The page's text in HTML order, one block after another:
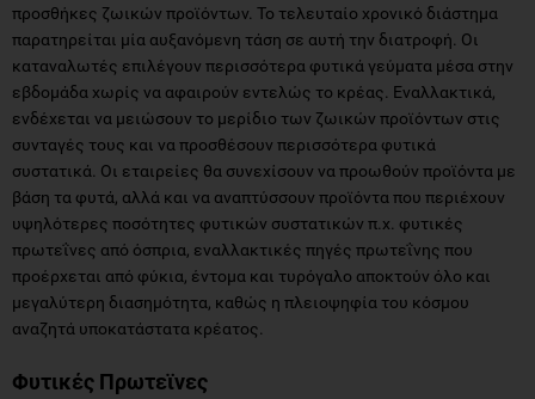
προσθήκες ζωικών προϊόντων. Το τελευταίο χρονικό διάστημα
παρατηρείται μία αυξανόμενη τάση σε αυτή την διατροφή. Οι
καταναλωτές επιλέγουν περισσότερα φυτικά γεύματα μέσα στην
εβδομάδα χωρίς να αφαιρούν εντελώς το κρέας. Εναλλακτικά,
ενδέχεται να μειώσουν το μερίδιο των ζωικών προϊόντων στις
συνταγές τους και να προσθέσουν περισσότερα φυτικά
συστατικά. Οι εταιρείες θα συνεχίσουν να προωθούν προϊόντα με
βάση τα φυτά, αλλά και να αναπτύσσουν προϊόντα που περιέχουν
υψηλότερες ποσότητες φυτικών συστατικών π.χ. φυτικές
πρωτεΐνες από όσπρια, εναλλακτικές πηγές πρωτεΐνης που
προέρχεται από φύκια, έντομα και τυρόγαλο αποκτούν όλο και
μεγαλύτερη διασημότητα, καθώς η πλειοψηφία του κόσμου
αναζητά υποκατάστατα κρέατος.
Φυτικές Πρωτεϊνες